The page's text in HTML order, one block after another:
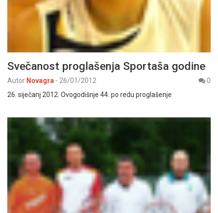
Svečanost proglašenja Sportaša godine
Autor Novagra - 26/01/2012
0
26. siječanj 2012. Ovogodišnje 44. po redu proglašenje